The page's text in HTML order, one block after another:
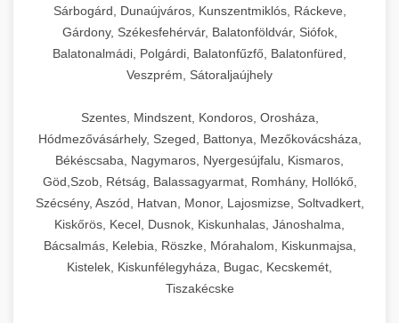
Sárbogárd, Dunaújváros, Kunszentmiklós, Ráckeve,
Gárdony, Székesfehérvár, Balatonföldvár, Siófok,
Balatonalmádi, Polgárdi, Balatonfűzfő, Balatonfüred,
Veszprém, Sátoraljaújhely
Szentes, Mindszent, Kondoros, Orosháza,
Hódmezővásárhely, Szeged, Battonya, Mezőkovácsháza,
Békéscsaba, Nagymaros, Nyergesújfalu, Kismaros,
Göd,Szob, Rétság, Balassagyarmat, Romhány, Hollókő,
Szécsény, Aszód, Hatvan, Monor, Lajosmizse, Soltvadkert,
Kiskőrös, Kecel, Dusnok, Kiskunhalas, Jánoshalma,
Bácsalmás, Kelebia, Röszke, Mórahalom, Kiskunmajsa,
Kistelek, Kiskunfélegyháza, Bugac, Kecskemét,
Tiszakécske